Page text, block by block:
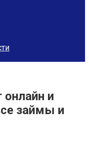
и
займы и